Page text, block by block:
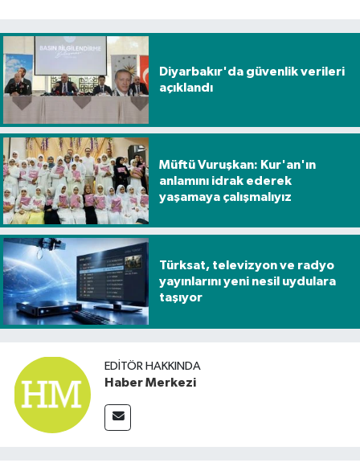
Diyarbakır'da güvenlik verileri
açıklandı
Müftü Vuruşkan: Kur'an'ın
anlamını idrak ederek
yaşamaya çalışmalıyız
Türksat, televizyon ve radyo
yayınlarını yeni nesil uydulara
taşıyor
EDITÖR HAKKINDA
Haber Merkezi
Yaşam